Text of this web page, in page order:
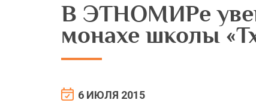
В ЭТНОМИРе
монахе школы
6 ИЮЛЯ 2015